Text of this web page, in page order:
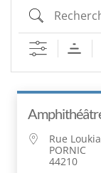
Recherche
Rue
PORNIC
44210